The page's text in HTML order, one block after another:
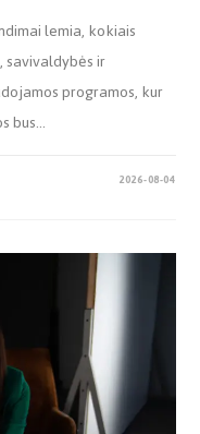
lemia, kokiais
ir
programos, kur
bus…
2026-08-04